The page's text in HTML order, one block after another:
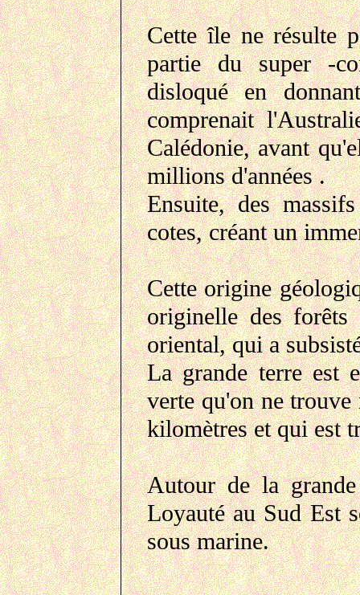
Cette île ne résulte
partie du super -
disloqué en
comprenait
Calédonie, avant
millions d'années .
Ensuite, des
cotes, créant un
Cette origine
originelle des forêts
oriental, qui a
La grande terre est
verte qu'on ne
kilomètres et qui est
Autour de la
Loyauté au Sud Est
sous marine.